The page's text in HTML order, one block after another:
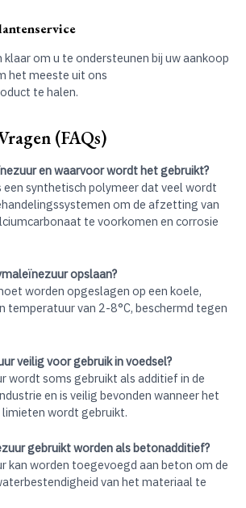
klaar om u te ondersteunen bij uw aankoop
het meeste uit ons
te halen.
(FAQs)
en waarvoor wordt het gebruikt?
synthetisch polymeer dat veel wordt
om de afzetting van
te voorkomen en corrosie
opslaan?
worden opgeslagen op een koele,
temperatuur van 2-8°C, beschermd tegen
veilig voor gebruik in voedsel?
wordt soms gebruikt als additief in de
en is veilig bevonden wanneer het
wordt gebruikt.
gebruikt worden als betonadditief?
kan worden toegevoegd aan beton om de
van het materiaal te